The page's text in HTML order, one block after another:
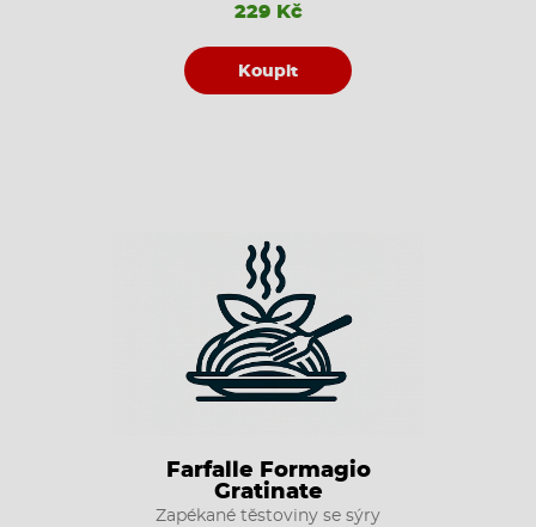
229 Kč
Koupit
Farfalle Formagio
Gratinate
Zapékané těstoviny se sýry